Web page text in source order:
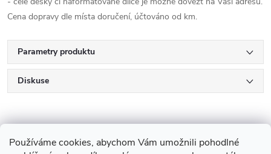
Používáme cookies, abychom Vám umožnili pohodlné
Cena dopravy dle místa doručení, účtováno od km.
Parametry produktu
Diskuse